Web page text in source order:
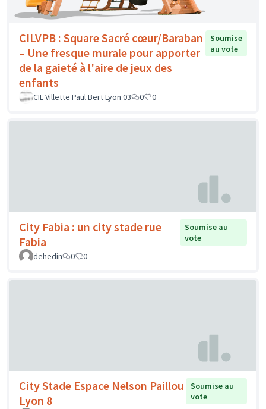
CILVPB : Square Sacré cœur/Baraban
– Une fresque murale pour apporter
de la gaieté à l'aire de jeux des
enfants
Soumise
au vote
CIL Villette Paul Bert Lyon 03 0 0
City Fabia : un city stade rue
Fabia
Soumise au
vote
dehedin
0 0
City Stade Espace Nelson Paillou
Lyon 8
Soumise au
vote